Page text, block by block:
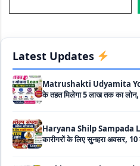
Latest Updates
Labour House
निर्माण लोन योजना से मजदुर साथी
Matrushakti Udyamita
के तहत मिलेगा 5 लाख तक का
Haryana Shilp Sampada
Mukhyamantri Yuva